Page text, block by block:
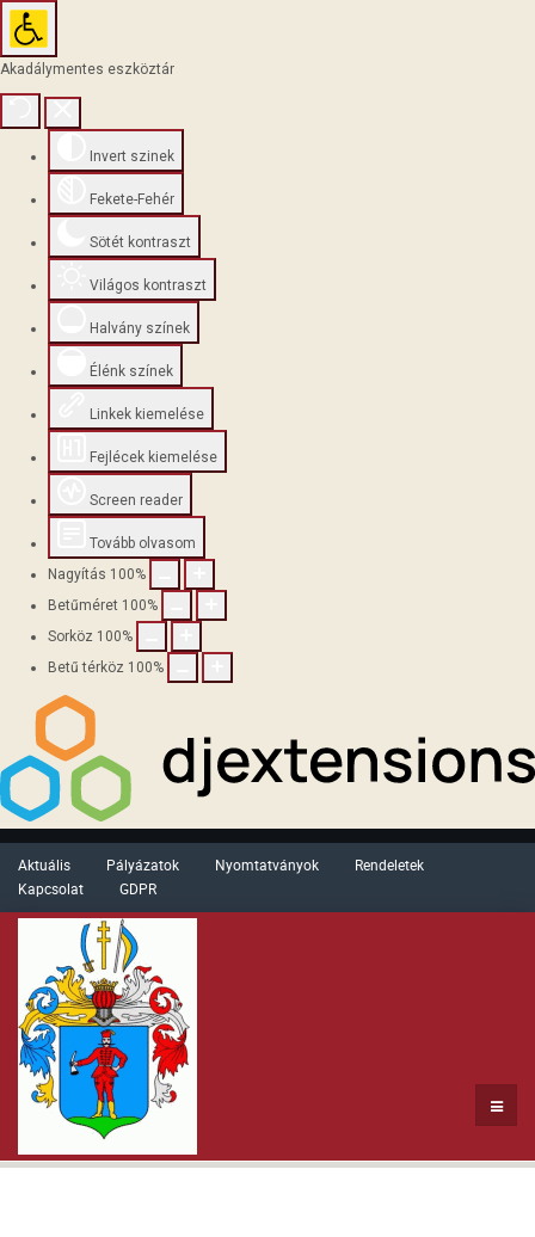
Akadálymentes eszköztár
Invert szinek
Fekete-Fehér
Sötét kontraszt
Világos kontraszt
Halvány színek
Élénk színek
Linkek kiemelése
Fejlécek kiemelése
Screen reader
Tovább olvasom
Nagyítás 100%
Betűméret 100%
Sorköz 100%
Betű térköz 100%
Aktuális Pályázatok Nyomtatványok
Rendeletek
Kapcsolat
GDPR